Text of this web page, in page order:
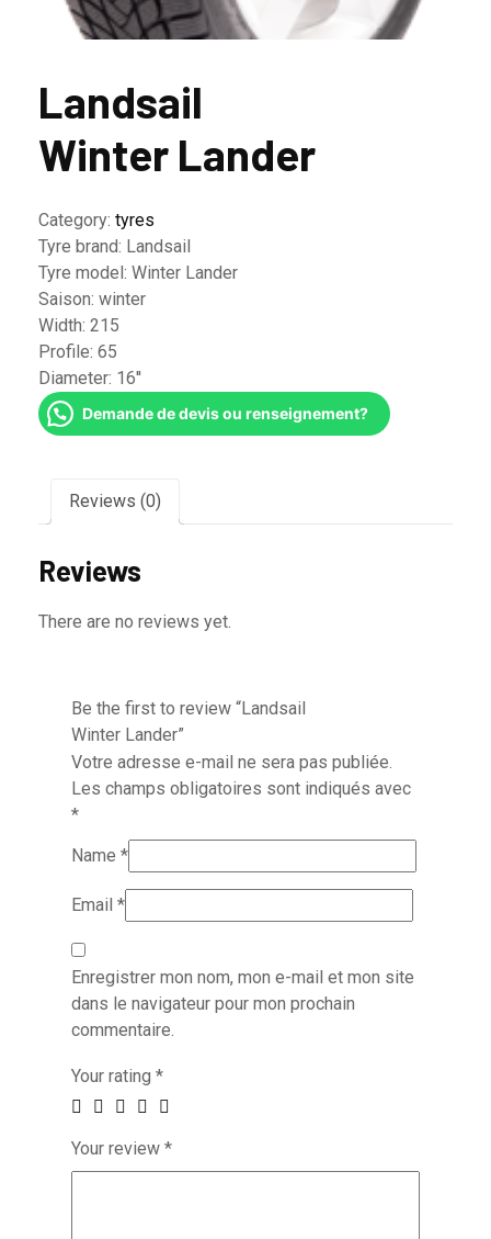
Landsail
Winter Lander
Category: tyres
Tyre brand: Landsail
Tyre model: Winter Lander
Saison: winter
Width: 215
Profile: 65
Diameter: 16''
Demande de devis ou renseignement?
Reviews (0)
Reviews
There are no reviews yet.
Be the first to review “Landsail
Winter Lander”
Votre adresse e-mail ne sera pas publiée.
Les champs obligatoires sont indiqués avec
*
Name *
Email *
Enregistrer mon nom, mon e-mail et mon site
dans le navigateur pour mon prochain
commentaire.
Your rating *
Your review *